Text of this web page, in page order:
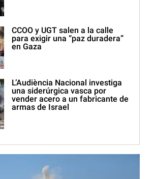
CCOO y UGT salen a la calle
para exigir una “paz duradera”
en Gaza
L’Audiència Nacional investiga
una siderúrgica vasca por
vender acero a un fabricante de
armas de Israel